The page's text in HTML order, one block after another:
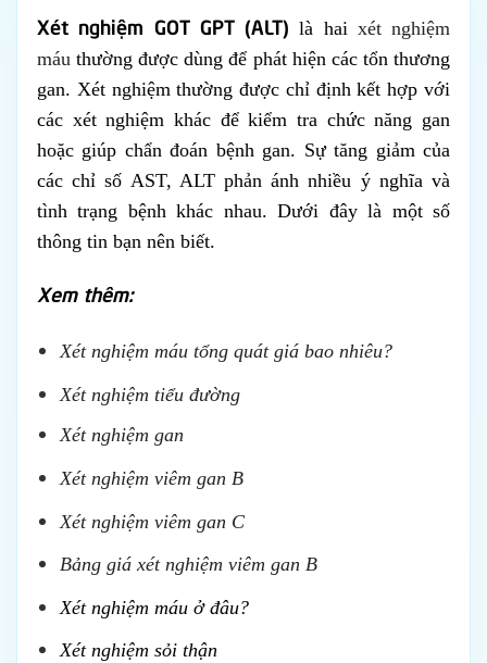
Xét nghiệm GOT GPT (ALT) là hai xét nghiệm
máu thường được dùng để phát hiện các tổn thương
gan. Xét nghiệm thường được chỉ định kết hợp với
các xét nghiệm khác để kiểm tra chức năng gan
hoặc giúp chẩn đoán bệnh gan. Sự tăng giảm của
các chỉ số AST, ALT phản ánh nhiều ý nghĩa và
tình trạng bệnh khác nhau. Dưới đây là một số
thông tin bạn nên biết.
Xem thêm:
Xét nghiệm máu tổng quát giá bao nhiêu?
Xét nghiệm tiểu đường
Xét nghiệm gan
Xét nghiệm viêm gan B
Xét nghiệm viêm gan C
Bảng giá xét nghiệm viêm gan B
Xét nghiệm máu ở đâu?
Xét nghiệm sỏi thận